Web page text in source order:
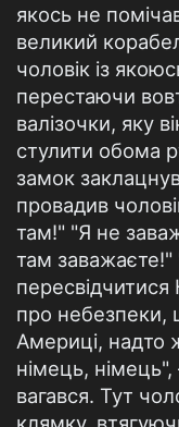
якось не
великий
чоловік із
перестаючи
валізочки, яку
стулити обома
замок
провадив
там!" "Я не
там
про небезпеки,
Америці, надто
німець,
вагався. Тут